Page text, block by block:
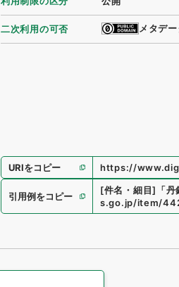
二次利用の可否 メタデ
URIをコピー https://
引用例をコピー
[件名・細目] 「丹
s.go.jp/item/